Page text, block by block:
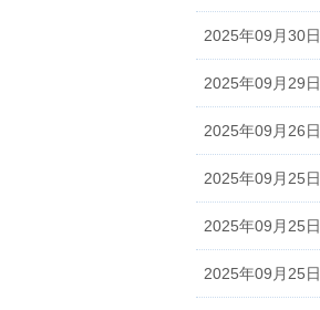
2025年09月30日
2025年09月29日
2025年09月26日
2025年09月25日
2025年09月25日
2025年09月25日